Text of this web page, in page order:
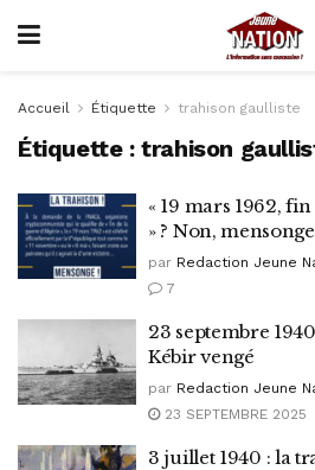
Accueil Étiquette trahison gaulliste
Étiquette :trahison
« 19 mars 1962,
» ? Non,
par Redaction Jeune
7
23 septembre
Kébir vengé
par Redaction Jeune
23 SEPTEMBRE 2025
3 juillet 1940 : la